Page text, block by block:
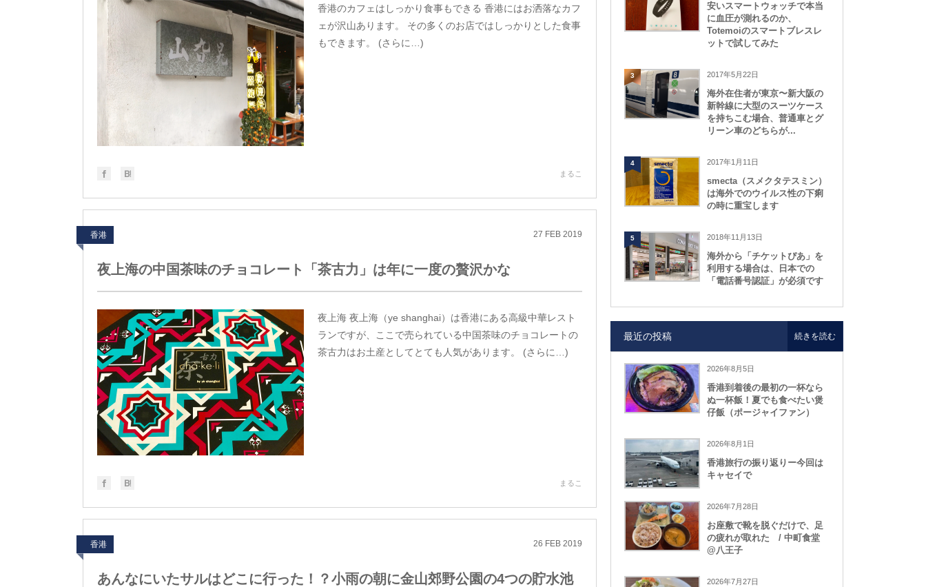
香港のカフェはしっかり食事もできる 香港にはお洒落なカフ
ェが沢山あります。 その多くのお店ではしっかりとした食事
もできます。 (さらに…)
まるこ
香港 27 FEB 2019
夜上海の中国茶味のチョコレート「茶古力」は年に一度の贅沢かな
夜上海 夜上海（ye shanghai）は香港にある高級中華レスト
ランですが、ここで売られている中国茶味のチョコレートの
茶古力はお土産としてとても人気があります。 (さらに…)
まるこ
香港 26 FEB 2019
あんなにいたサルはどこに行った！？小雨の朝に金山郊野公園の4つの貯水池
安いスマートウォッチで本当
に血圧が測れるのか、
Totemoiのスマートブレスレ
ットで試してみた
3 2017年5月22日
海外在住者が東京〜新大阪の
新幹線に大型のスーツケース
を持ちこむ場合、普通車とグ
リーン車のどちらが...
4 2017年1月11日
smecta（スメクタテスミン）
は海外でのウイルス性の下痢
の時に重宝します
5 2018年11月13日
海外から「チケットぴあ」を
利用する場合は、日本での
「電話番号認証」が必須です
最近の投稿
2026年8月5日
香港到着後の最初の一杯なら
ぬ一杯飯！夏でも食べたい煲
仔飯（ポージャイファン）
2026年8月1日
香港旅行の振り返りー今回は
キャセイで
2026年7月28日
お座敷で靴を脱ぐだけで、足
の疲れが取れた / 中町食堂
@八王子
2026年7月27日
続きを読む